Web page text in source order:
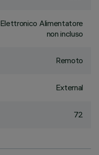
Elettronico Alimentatore
non incluso
Remoto
External
72